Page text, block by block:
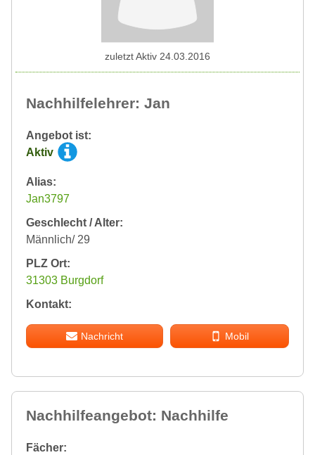
Nachhilfelehrer: Jan
Angebot ist:
Aktiv
Alias:
Jan3797
Geschlecht / Alter:
Männlich/ 29
PLZ Ort:
31303 Burgdorf
Kontakt:
Nachricht Mobil
zuletzt Aktiv 24.03.2016
Nachhilfeangebot: Nachhilfe
Fächer: